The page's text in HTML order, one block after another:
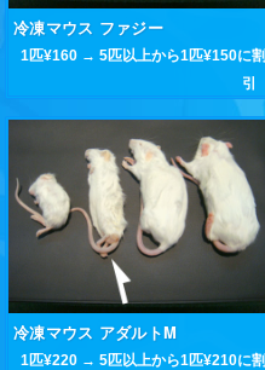
冷凍マウス ファジー
1匹¥160 → 5匹以上から1匹¥150に割
引
冷凍マウス アダルトM
1匹¥220 → 5匹以上から1匹¥210に割